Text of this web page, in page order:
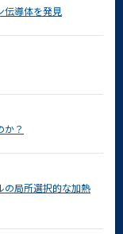
伝導体を発見
か？
の局所選択的な加熱